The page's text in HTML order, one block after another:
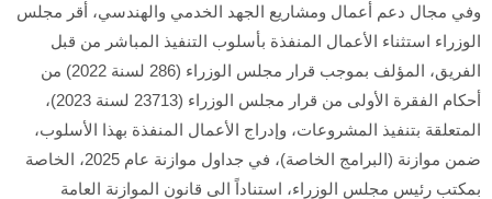
وفي مجال دعم أعمال ومشاريع الجهد الخدمي والهندسي، أقر مجلس
الوزراء استثناء الأعمال المنفذة بأسلوب التنفيذ المباشر من قبل
الفريق، المؤلف بموجب قرار مجلس الوزراء (286 لسنة 2022) من
أحكام الفقرة الأولى من قرار مجلس الوزراء (23713 لسنة 2023)،
المتعلقة بتنفيذ المشروعات، وإدراج الأعمال المنفذة بهذا الأسلوب،
ضمن موازنة (البرامج الخاصة)، في جداول موازنة عام 2025، الخاصة
بمكتب رئيس مجلس الوزراء، استناداً الى قانون الموازنة العامة